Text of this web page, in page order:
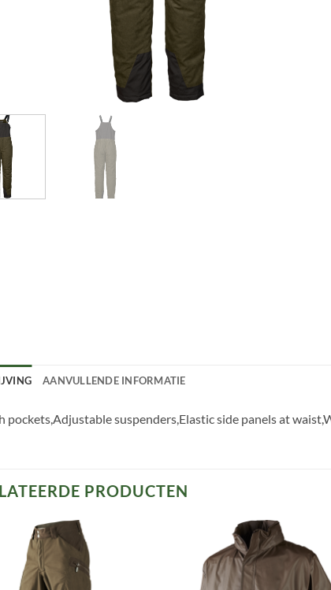
AANVULLENDE INFORMATIE
pockets,Adjustable suspenders,Elastic side panels at
PRODUCTEN
aan